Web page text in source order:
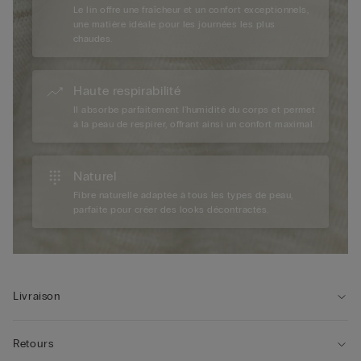
Le lin offre une fraîcheur et un confort exceptionnels,
une matière idéale pour les journées les plus
chaudes.
Haute respirabilité
Il absorbe parfaitement l'humidité du corps et permet
à la peau de respirer, offrant ainsi un confort maximal.
Naturel
Fibre naturelle adaptée à tous les types de peau,
parfaite pour créer des looks décontractés.
Livraison
Retours